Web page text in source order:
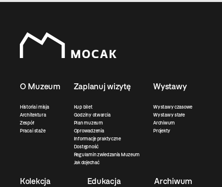
O Muzeum
Historia i misja
Architektura
Zespół
Praca i staże
Zaplanuj wizytę
Kup bilet
Godziny otwarcia
Plan muzeum
Oprowadzenia
Informacje praktyczne
Dostępność
Regulamin zwiedzania Muzeum
Jak dojechać
Wystawy
Wystawy czasowe
Wystawy stałe
Archiwum
Projekty
Kolekcja Edukacja Archiwum